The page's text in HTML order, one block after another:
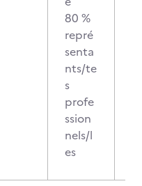
80 %
repré
senta
nts/te
s
profe
ssion
nels/l
es